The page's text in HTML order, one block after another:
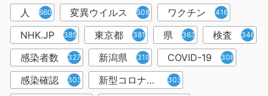
人 660 変異ウイルス 508 ワクチン 416
NHK.JP 385 東京都 381 県 363 検査 346
感染者数 327 新潟県 319 COVID-19 308
感染確認 303 新型コロナウィルス感染症 303